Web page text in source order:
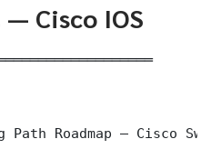
Cisco IOS
Roadmap — Cisco